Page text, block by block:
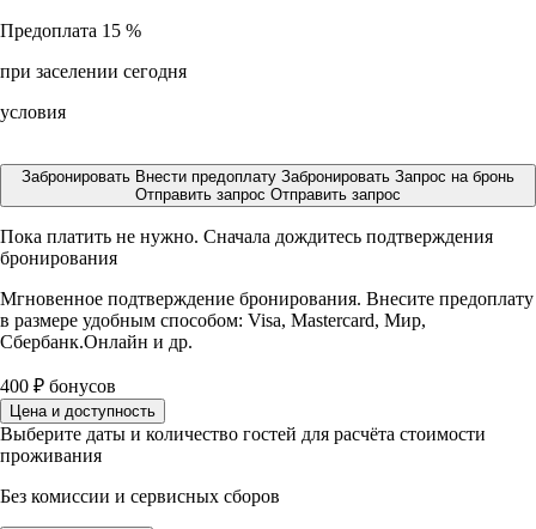
Предоплата 15 %
при заселении сегодня
условия
Забронировать Внести предоплату Забронировать Запрос на бронь
Отправить запрос Отправить запрос
Пока платить не нужно. Сначала дождитесь подтверждения
бронирования
Мгновенное подтверждение бронирования. Внесите предоплату
в размере удобным способом: Visa, Mastercard, Мир,
Сбербанк.Онлайн и др.
400 ₽ бонусов
Цена и доступность
Выберите даты и количество гостей для расчёта стоимости
проживания
Без комиссии и сервисных сборов